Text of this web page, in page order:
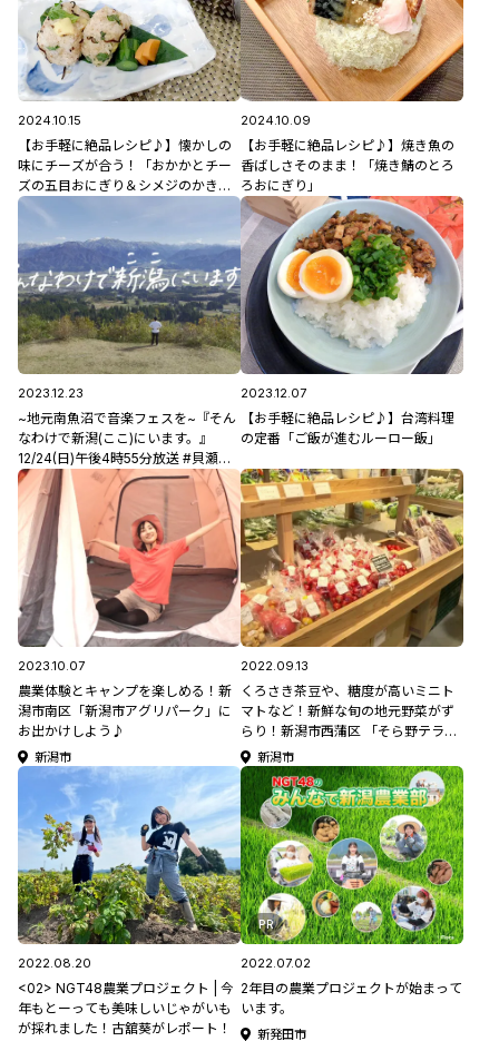
2024.10.15
【お手軽に絶品レシピ♪】懐かしの
味にチーズが合う！「おかかとチー
ズの五目おにぎり＆シメジのかき玉
汁」
2024.10.09
【お手軽に絶品レシピ♪】焼き魚の
香ばしさそのまま！「焼き鯖のとろ
ろおにぎり」
2023.12.23
~地元南魚沼で音楽フェスを~『そん
なわけで新潟(ここ)にいます。』
12/24(日)午後4時55分放送 #貝瀬智
大 #南魚沼収穫祭
2023.12.07
【お手軽に絶品レシピ♪】台湾料理
の定番「ご飯が進むルーロー飯」
2023.10.07
農業体験とキャンプを楽しめる！新
潟市南区「新潟市アグリパーク」に
お出かけしよう♪
新潟市
2022.09.13
くろさき茶豆や、糖度が高いミニト
マトなど！新鮮な旬の地元野菜がず
らり！新潟市西蒲区 「そら野テラ
ス」新潟市
2022.08.20
<02> NGT48農業プロジェクト | 今
年もとーっても美味しいじゃがいも
が採れました！古舘葵がレポート！
PR
2022.07.02
2年目の農業プロジェクトが始まって
います。
新発田市